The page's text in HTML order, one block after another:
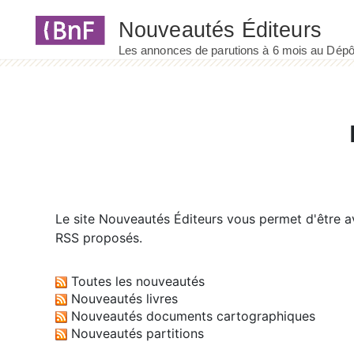
Le site Nouveautés Éditeurs vous permet d'être
RSS proposés.
Toutes les nouveautés
Nouveautés livres
Nouveautés documents cartographiques
Nouveautés partitions